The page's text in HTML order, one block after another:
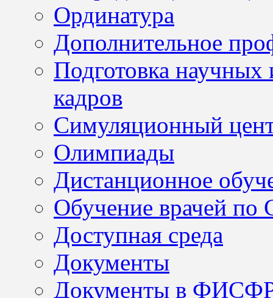
Ординатура
Дополнительное
Подготовка научных
кадров
Симуляционный
Олимпиады
Дистанционное
Обучение врачей по
Доступная среда
Документы
Документы в